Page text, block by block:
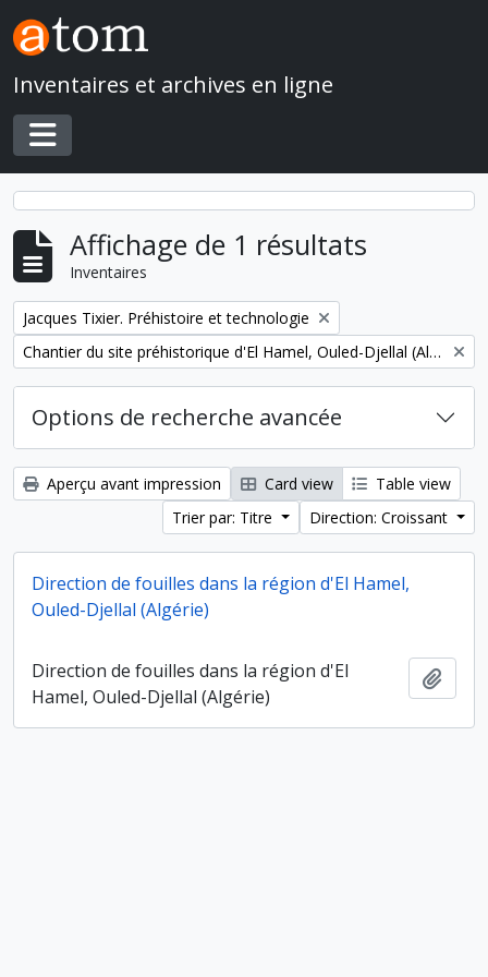
Skip to main content
Inventaires et archives en ligne
Toggle navigation
Affichage de 1 résultats
Inventaires
Remove filter:
Jacques Tixier. Préhistoire et technologie
Remove filter:
Chantier du site préhistorique d'El Hamel, Ouled-Djellal (Algérie)
Options de recherche avancée
Aperçu avant impression Card view
Table view
Trier par: Titre
Direction: Croissant
Direction de fouilles dans la région d'El Hamel,
Ouled-Djellal (Algérie)
Direction de fouilles dans la région d'El
Hamel, Ouled-Djellal (Algérie)